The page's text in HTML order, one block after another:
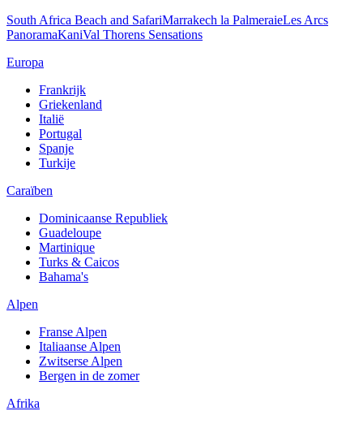
South Africa Beach and SafariMarrakech la PalmeraieLes Arcs
PanoramaKaniVal Thorens Sensations
Europa
Frankrijk
Griekenland
Italië
Portugal
Spanje
Turkije
Caraïben
Dominicaanse Republiek
Guadeloupe
Martinique
Turks & Caicos
Bahama's
Alpen
Franse Alpen
Italiaanse Alpen
Zwitserse Alpen
Bergen in de zomer
Afrika